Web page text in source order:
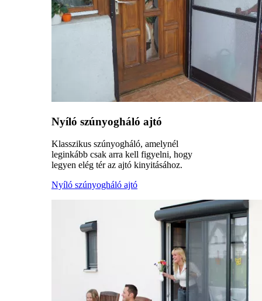
Nyíló szúnyogháló ajtó
Klasszikus szúnyogháló, amelynél
leginkább csak arra kell figyelni, hogy
legyen elég tér az ajtó kinyitásához.
Nyíló szúnyogháló ajtó